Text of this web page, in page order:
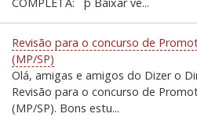
COMPLETA: þ Baixar ve...
Revisão para o concurso de
(MP/SP)
Olá, amigas e amigos do Dizer o
Revisão para o concurso de
(MP/SP). Bons estu...